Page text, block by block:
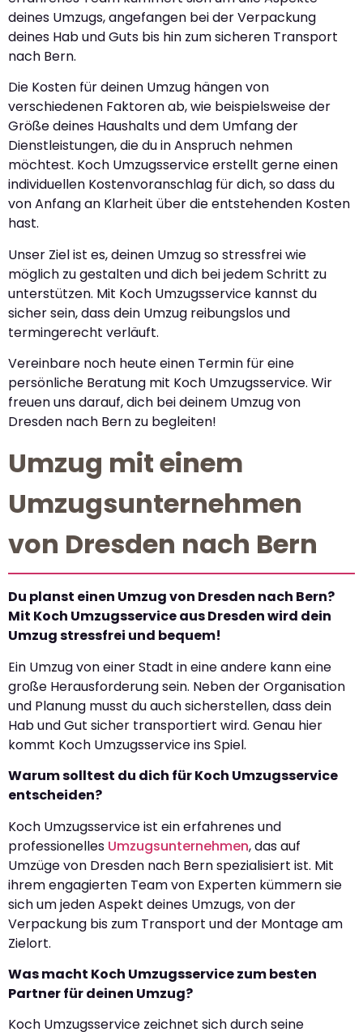
deines Umzugs, angefangen bei der Verpackung
deines Hab und Guts bis hin zum sicheren Transport
nach Bern.
Die Kosten für deinen Umzug hängen von
verschiedenen Faktoren ab, wie beispielsweise der
Größe deines Haushalts und dem Umfang der
Dienstleistungen, die du in Anspruch nehmen
möchtest. Koch Umzugsservice erstellt gerne einen
individuellen Kostenvoranschlag für dich, so dass du
von Anfang an Klarheit über die entstehenden Kosten
hast.
Unser Ziel ist es, deinen Umzug so stressfrei wie
möglich zu gestalten und dich bei jedem Schritt zu
unterstützen. Mit Koch Umzugsservice kannst du
sicher sein, dass dein Umzug reibungslos und
termingerecht verläuft.
Vereinbare noch heute einen Termin für eine
persönliche Beratung mit Koch Umzugsservice. Wir
freuen uns darauf, dich bei deinem Umzug von
Dresden nach Bern zu begleiten!
Umzug mit einem
Umzugsunternehmen
von Dresden nach Bern
Du planst einen Umzug von Dresden nach Bern?
Mit Koch Umzugsservice aus Dresden wird dein
Umzug stressfrei und bequem!
Ein Umzug von einer Stadt in eine andere kann eine
große Herausforderung sein. Neben der Organisation
und Planung musst du auch sicherstellen, dass dein
Hab und Gut sicher transportiert wird. Genau hier
kommt Koch Umzugsservice ins Spiel.
Warum solltest du dich für Koch Umzugsservice
entscheiden?
Koch Umzugsservice ist ein erfahrenes und
professionelles Umzugsunternehmen, das auf
Umzüge von Dresden nach Bern spezialisiert ist. Mit
ihrem engagierten Team von Experten kümmern sie
sich um jeden Aspekt deines Umzugs, von der
Verpackung bis zum Transport und der Montage am
Zielort.
Was macht Koch Umzugsservice zum besten
Partner für deinen Umzug?
Koch Umzugsservice zeichnet sich durch seine